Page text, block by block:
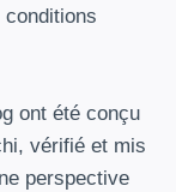
ont été conçu
vérifié et mis
perspective